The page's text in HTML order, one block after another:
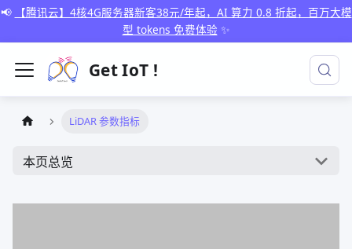
📢
【腾讯云】4核4G服务器新客38元/年起，AI 算力 0.8 折起，百万大模
型 tokens 免费体验 ✨
Get IoT !
LiDAR 参数指标
本页总览